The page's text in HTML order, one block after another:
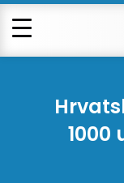
1000